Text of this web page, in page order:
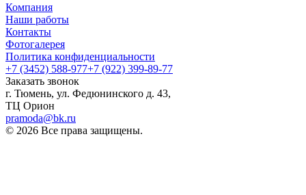
Компания
Наши работы
Контакты
Фотогалерея
Политика конфиденциальности
+7 (3452) 588-977+7 (922) 399-89-77
Заказать звонок
г. Тюмень, ул. Федюнинского д. 43,
ТЦ Орион
pramoda@bk.ru
© 2026 Все права защищены.